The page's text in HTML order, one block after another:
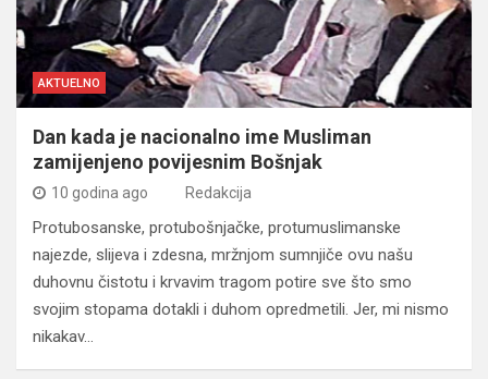
AKTUELNO
Dan kada je nacionalno ime Musliman
zamijenjeno povijesnim Bošnjak
10 godina ago Redakcija
Protubosanske, protubošnjačke, protumuslimanske
najezde, slijeva i zdesna, mržnjom sumnjiče ovu našu
duhovnu čistotu i krvavim tragom potire sve što smo
svojim stopama dotakli i duhom opredmetili. Jer, mi nismo
nikakav…